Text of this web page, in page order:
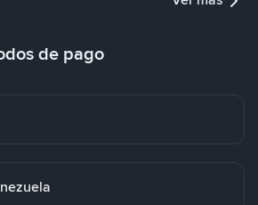
de pago